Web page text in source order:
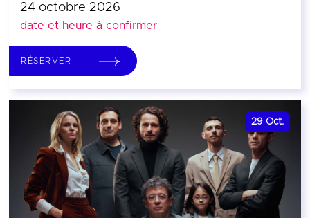
24 octobre 2026
date et heure à confirmer
RÉSERVER
29 Oct.